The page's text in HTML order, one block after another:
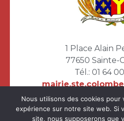
1 Place Alain
77650 Sainte-
Tél.: 01 64
Nous utilisons des cookies pour
expérience sur notre site web. Si
site, nous supposerons que